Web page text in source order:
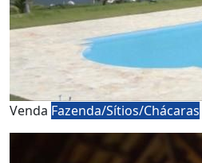
Venda Fazenda/Sítios/Chácaras